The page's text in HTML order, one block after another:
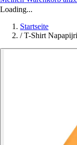
Loading...
Startseite
/ T-Shirt